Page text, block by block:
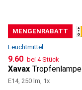
MENGENRABATT
Leuchtmittel
CHF
9.60 bei 4 Stück
Xavax Tropfenlampe
E14, 250 lm, 1x